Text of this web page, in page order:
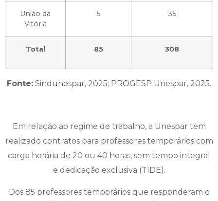
União da
Vitória
5 35
Total 85 308
Fonte: Sindunespar, 2025; PROGESP Unespar, 2025.
Em relação ao regime de trabalho, a Unespar tem
realizado contratos para professores temporários com
carga horária de 20 ou 40 horas, sem tempo integral
e dedicação exclusiva (TIDE).
Dos 85 professores temporários que responderam o